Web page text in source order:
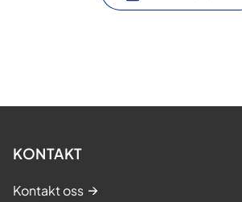
KONTAKT
Kontakt oss